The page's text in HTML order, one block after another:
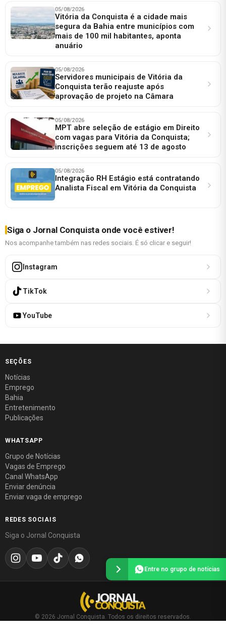
05/08/2026
Vitória da Conquista é a cidade mais
segura da Bahia entre municípios com
mais de 100 mil habitantes, aponta
anuário
05/08/2026
Servidores municipais de Vitória da
Conquista terão reajuste após
aprovação de projeto na Câmara
05/08/2026
MPT abre seleção de estágio em Direito
com vagas para Vitória da Conquista;
inscrições seguem até 13 de agosto
05/08/2026
Integração RH Estágio está contratando
Analista Fiscal em Vitória da Conquista
Siga o Jornal Conquista onde você estiver!
Nos acompanhe também nas redes sociais. É só clicar e seguir!
Instagram
TikTok
YouTube
SEÇÕES
Notícias
Emprego
Bahia
Entretenimento
Publicações
WHATSAPP
Grupo de Notícias
Vagas de Emprego
Canal WhatsApp
Enviar denúncia
Enviar vaga de emprego
REDES SOCIAIS
Siga o Jornal Conquista
© 2026 Jornal Conquista. Todos os direitos reservados.
Entre no grupo de notícias